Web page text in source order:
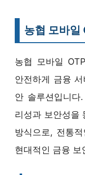
농협 모바일
농협 모바일
안전하게 금융
안 솔루션입니
리성과 보안성을
방식으로, 전통
현대적인 금융 보